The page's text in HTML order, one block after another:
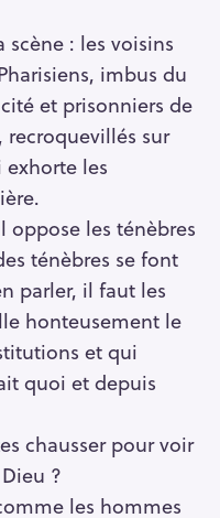
: les voisins
imbus du
et prisonniers de
recroquevillés sur
exhorte les
oppose les ténèbres
ténèbres se font
parler, il faut les
honteusement le
et qui
quoi et depuis
chausser pour voir
?
les hommes